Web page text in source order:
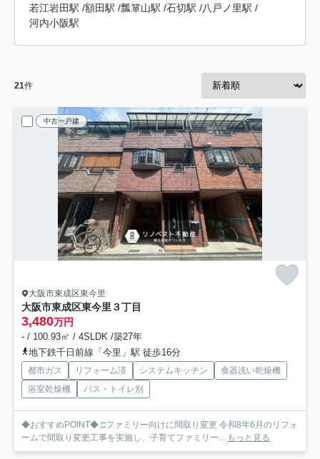
若江岩田駅 /額田駅 /瓢箪山駅 /石切駅 /八戸ノ里駅 /
河内小阪駅
21件
中古一戸建
大阪市東成区東今里
大阪市東成区東今里３丁目
3,480万円
- / 100.93㎡ / 4SLDK /築27年
地下鉄千日前線「今里」駅 徒歩16分
都市ガス リフォーム済 システムキッチン
食器洗い乾燥機
浴室乾燥機
バス・トイレ別
◆おすすめPOINT◆ □ファミリー向けに間取り変更 令和8年6月のリフォ
ームで間取り変更工事を実施し、子育てファミリー...
もっと見る